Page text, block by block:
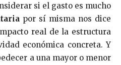
si el gasto es mucho
por sí misma nos dice
real de la estructura
económica concreta. Y
a una mayor o menor